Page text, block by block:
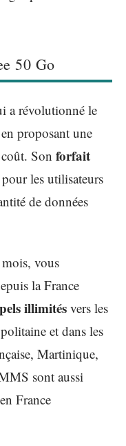
50 Go
a révolutionné le
proposant une
Son forfait
les utilisateurs
de données
vous
la France
illimités vers les
et dans les
Martinique,
sont aussi
France